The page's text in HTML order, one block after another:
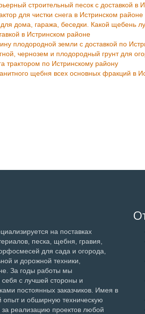
строительный песок с доставкой в
для чистки снега в Истринском районе
дома, гаража, беседки. Какой щебень
в Истринском районе
плодородной земли с доставкой по
чернозем и плодородный грунт для
трактором по Истринскому району
щебня всех основных фракций в
на поставках
песка, щебня, гравия,
для сада и огорода,
и дорожной техники,
За годы работы мы
с лучшей стороны и
постоянных заказчиков. Имея в
опыт и обширную техническую
реализацию проектов любой